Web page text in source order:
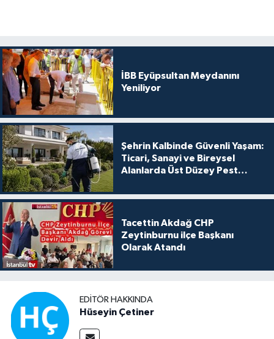
İBB Eyüpsultan Meydanını
Yeniliyor
Şehrin Kalbinde Güvenli Yaşam:
Ticari, Sanayi ve Bireysel
Alanlarda Üst Düzey Pest
Tacettin Akdağ CHP
Zeytinburnu ilçe Başkanı
Olarak Atandı
EDITÖR HAKKINDA
Hüseyin Çetiner